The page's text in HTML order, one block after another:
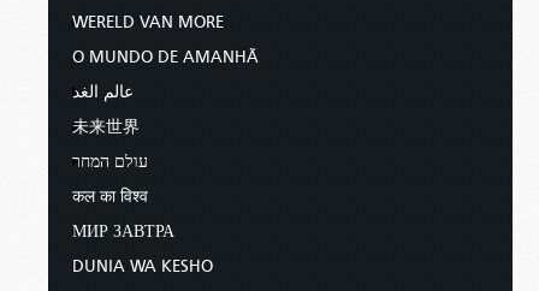
WERELD VAN MORE
O MUNDO DE AMANHÃ
عالم الغد
未来世界
עולם המחר
कल का विश्व
МИР ЗАВТРА
DUNIA WA KESHO